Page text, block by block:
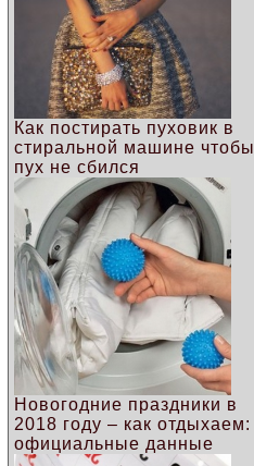
Как постирать пуховик в
стиральной машине чтобы
пух не сбился
Новогодние праздники в
2018 году – как отдыхаем:
официальные данные